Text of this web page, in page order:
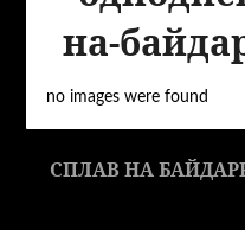
на-
no images were found
СПЛАВ НА